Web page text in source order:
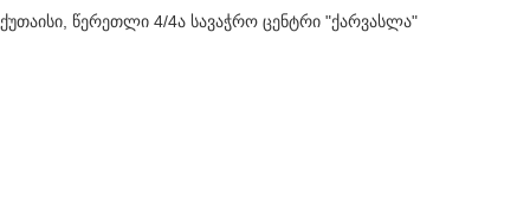
ქუთაისი, წერეთლი 4/4ა სავაჭრო ცენტრი "ქარვასლა"